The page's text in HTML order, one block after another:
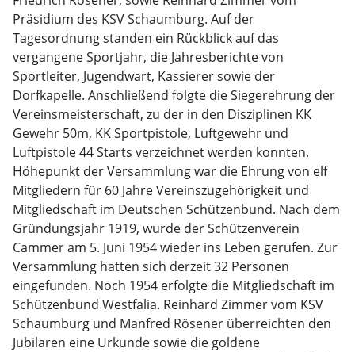
Präsidium des KSV Schaumburg. Auf der
Tagesordnung standen ein Rückblick auf das
vergangene Sportjahr, die Jahresberichte von
Sportleiter, Jugendwart, Kassierer sowie der
Dorfkapelle. Anschließend folgte die Siegerehrung der
Vereinsmeisterschaft, zu der in den Disziplinen KK
Gewehr 50m, KK Sportpistole, Luftgewehr und
Luftpistole 44 Starts verzeichnet werden konnten.
Höhepunkt der Versammlung war die Ehrung von elf
Mitgliedern für 60 Jahre Vereinszugehörigkeit und
Mitgliedschaft im Deutschen Schützenbund. Nach dem
Gründungsjahr 1919, wurde der Schützenverein
Cammer am 5. Juni 1954 wieder ins Leben gerufen. Zur
Versammlung hatten sich derzeit 32 Personen
eingefunden. Noch 1954 erfolgte die Mitgliedschaft im
Schützenbund Westfalia. Reinhard Zimmer vom KSV
Schaumburg und Manfred Rösener überreichten den
Jubilaren eine Urkunde sowie die goldene